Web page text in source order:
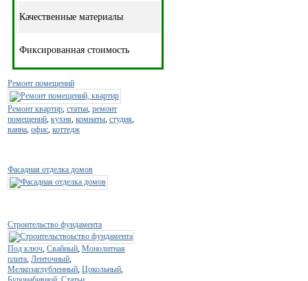
Качественные материалы
Фиксированная стоимость
Ремонт помещений
Ремонт квартир, статьи, ремонт
помещений, кухня, комнаты, студия,
ванна, офис, коттедж
Фасадная отделка домов
Строительство фундамента
Под ключ, Свайный, Монолитная
плита, Ленточный,
Мелкозаглубленный, Цокольный,